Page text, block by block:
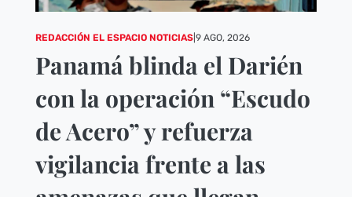
REDACCIÓN EL ESPACIO NOTICIAS| 9 AGO, 2026
Panamá blinda el Darién
con la operación “Escudo
de Acero” y refuerza
vigilancia frente a las